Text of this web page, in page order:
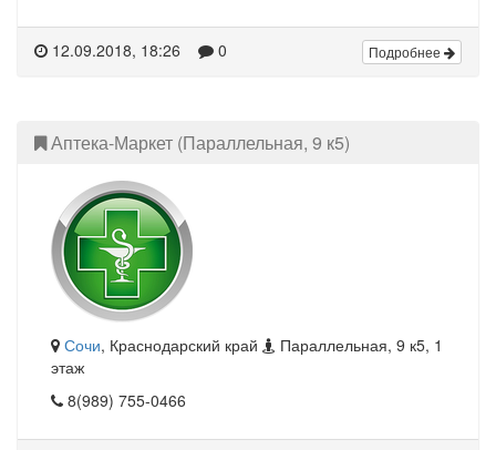
12.09.2018, 18:26 0 Подробнее
Аптека-Маркет (Параллельная, 9 к5)
Сочи, Краснодарский край
Параллельная, 9 к5, 1
этаж
8(989) 755-0466